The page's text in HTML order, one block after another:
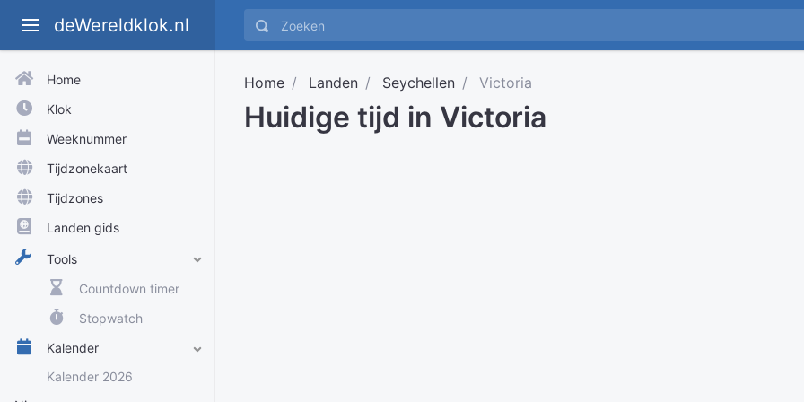
deWereldklok.nl
Home
Klok
Weeknummer
Tijdzonekaart
Tijdzones
Landen gids
Tools
Countdown timer
Stopwatch
Kalender
Kalender 2026
Home Landen Seychellen Victoria
Huidige tijd in Victoria